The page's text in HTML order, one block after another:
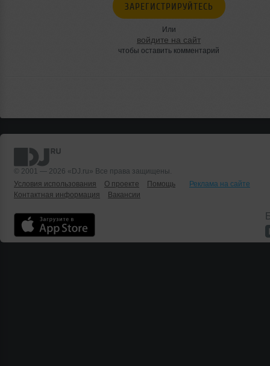
ЗАРЕГИСТРИРУЙТЕСЬ
Или
войдите на сайт
чтобы оставить комментарий
© 2001 — 2026 «DJ.ru» Все права защищены.
Условия использования
О проекте Помощь
Реклама на сайте
Контактная информация
Вакансии